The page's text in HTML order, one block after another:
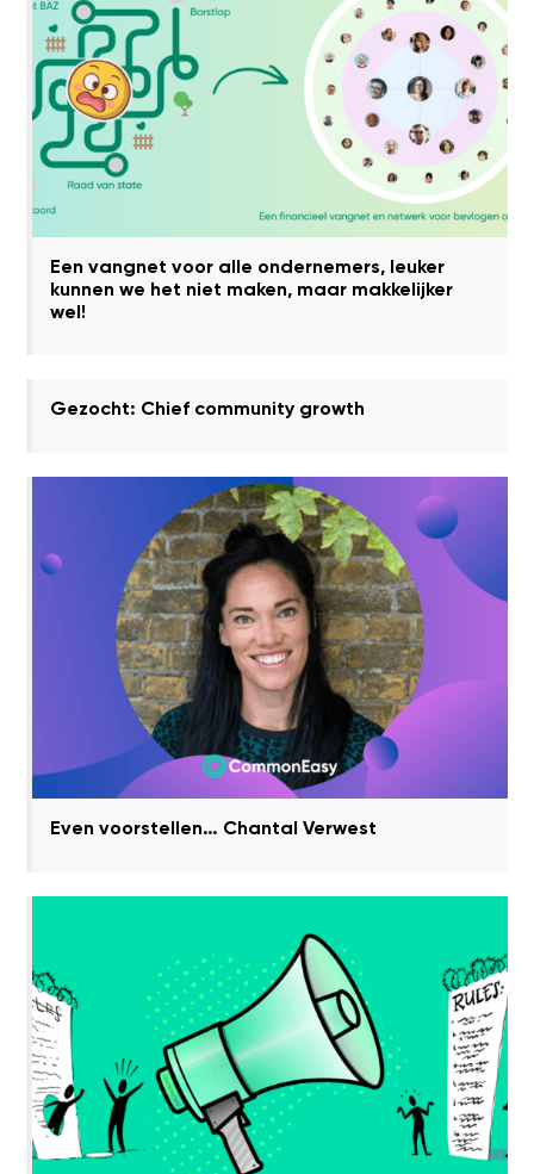
Een vangnet voor alle ondernemers, leuker
kunnen we het niet maken, maar makkelijker
wel!
Gezocht: Chief community growth
Even voorstellen… Chantal Verwest